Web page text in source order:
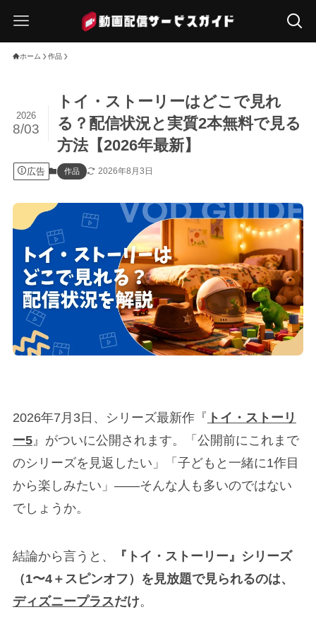
ホーム 作品
トイ・ストーリーはどこで見れ
る？配信状況と実質2本無料で見る
方法【2026年最新】
2026
8/03
広告 作品 2026年8月3日
2026年7月3日、シリーズ最新作『 トイ・ストーリ
ー5』がついに公開されます。「公開前にこれまで
のシリーズを見返したい」「子どもと一緒に1作目
から楽しみたい」——そんな人も多いのではない
でしょうか。
結論から言うと、
『トイ・ストーリー』シリーズ
（1〜4＋スピンオフ）を見放題で見られるのは、
ディズニープラスだけ。